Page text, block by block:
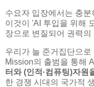
수요자 입장에서는 충
이것이 'AI 투입을 위해
장으로 변질되어 권력
우리가 늘 준거집단으
Mission의 출범을 통해
터와 (인적·컴퓨팅)자원
한 경쟁 시대의 국가적